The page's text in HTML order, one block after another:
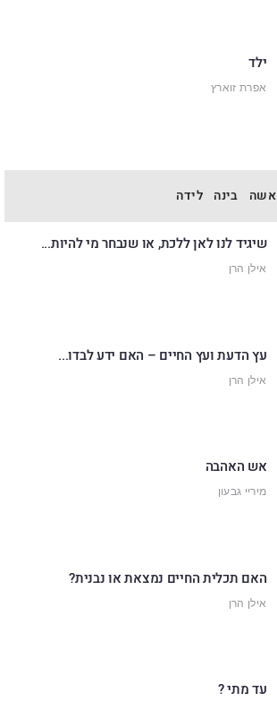
ילד
אפרת זוארץ
אשה בינה לידה
שיגיד לנו לאן ללכת, או שנבחר מי להיות...
אילן הרן
עץ הדעת ועץ החיים – האם ידע לבדו...
אילן הרן
אש האהבה
מיריי גבעון
האם תכלית החיים נמצאת או נבנית?
אילן הרן
עד מתי ?